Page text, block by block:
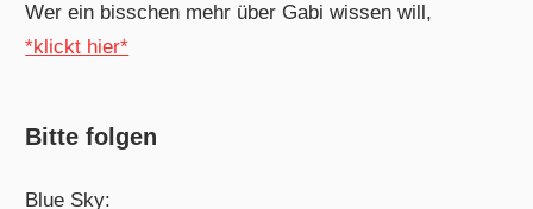
Wer ein bisschen mehr über Gabi wissen will,
*klickt hier*
Bitte folgen
Blue Sky: